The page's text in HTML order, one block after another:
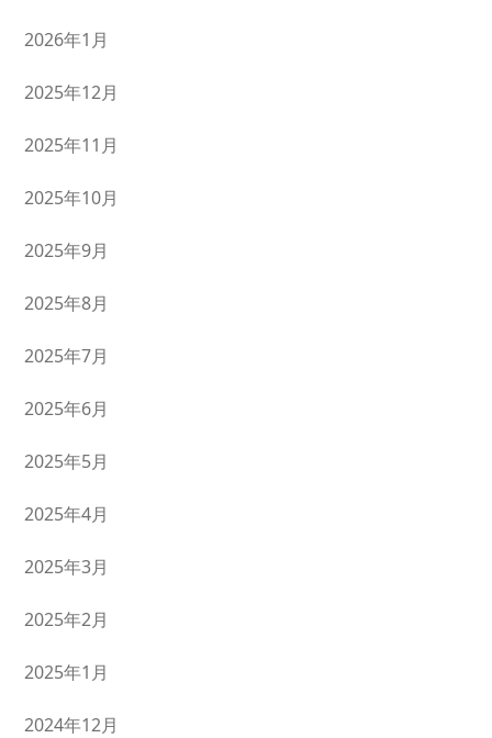
2026年1月
2025年12月
2025年11月
2025年10月
2025年9月
2025年8月
2025年7月
2025年6月
2025年5月
2025年4月
2025年3月
2025年2月
2025年1月
2024年12月